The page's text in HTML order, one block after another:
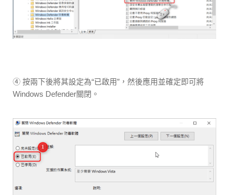
④ 按兩下後將其設定為“已啟用”，然後應用並確定即可將
Windows Defender關閉。